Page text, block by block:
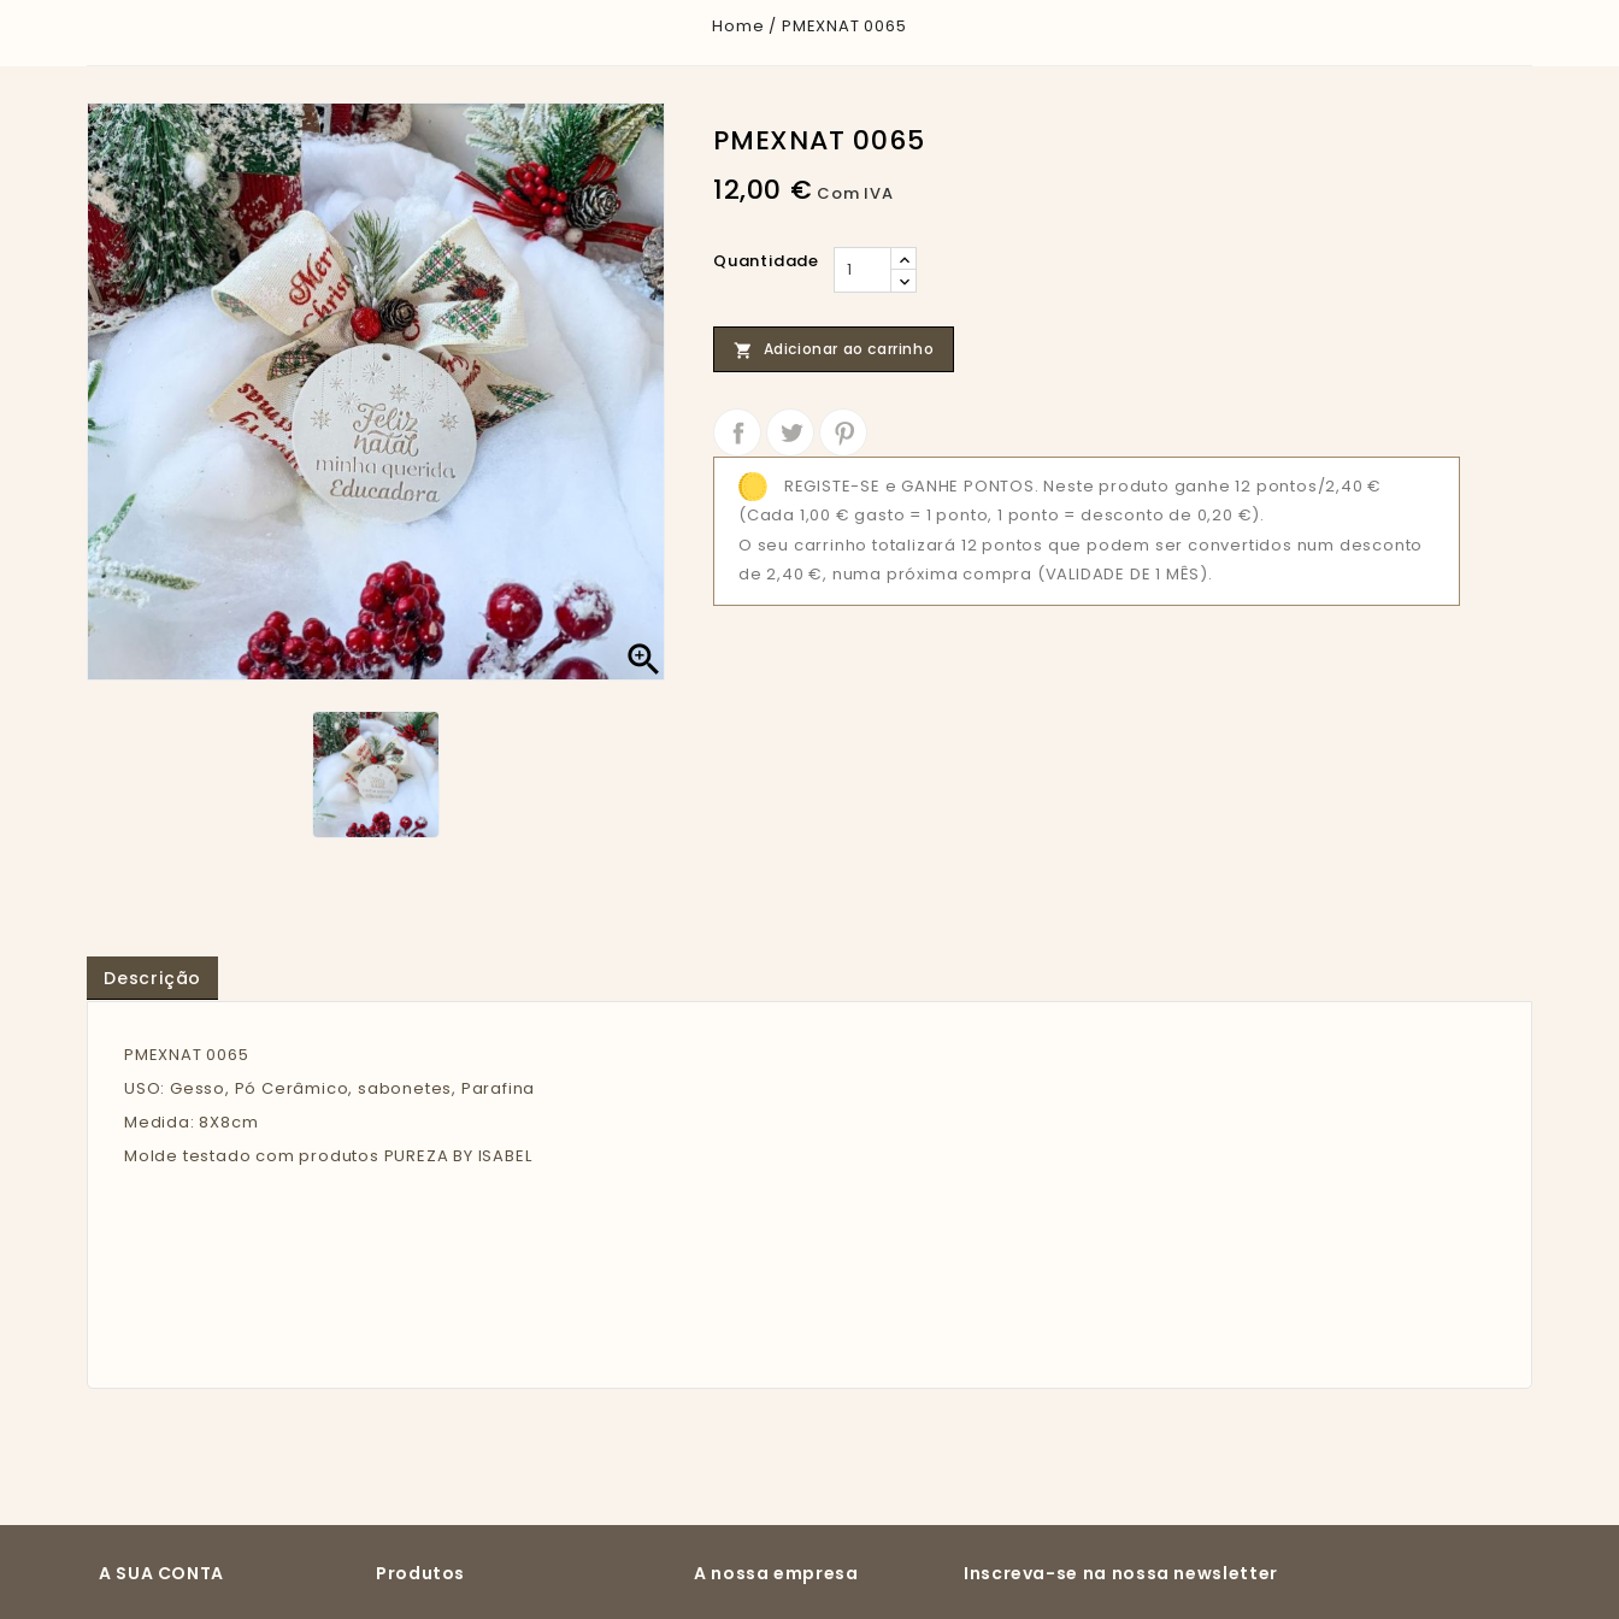
Home PMEXNAT 0065

PMEXNAT 0065
12,00 €
Com IVA
Quantidade
 Adicionar ao carrinho
REGISTE-SE e GANHE PONTOS. Neste produto ganhe 12 pontos/2,40 €
(Cada 1,00 € gasto = 1 ponto, 1 ponto = desconto de 0,20 €).
O seu carrinho totalizará 12 pontos que podem ser convertidos num desconto
de 2,40 €, numa próxima compra (VALIDADE DE 1 MÊS).
Descrição
PMEXNAT 0065
USO: Gesso, Pó Cerâmico, sabonetes, Parafina
Medida: 8X8cm
Molde testado com produtos PUREZA BY ISABEL
A SUA CONTA Inscreva-se na nossa newsletter
Produtos A nossa empresa